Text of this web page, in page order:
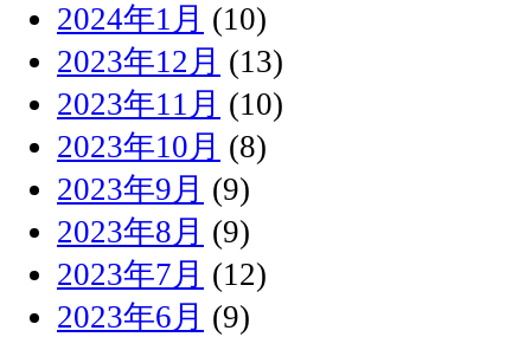
2024年1月 (10)
2023年12月 (13)
2023年11月 (10)
2023年10月 (8)
2023年9月 (9)
2023年8月 (9)
2023年7月 (12)
2023年6月 (9)